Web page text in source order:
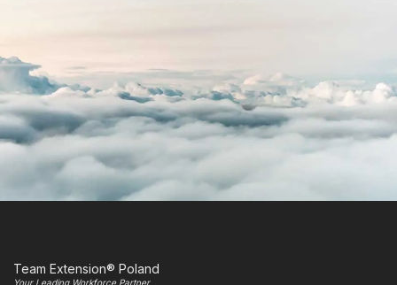
Team Extension® Poland
Your Leading Workforce Partner